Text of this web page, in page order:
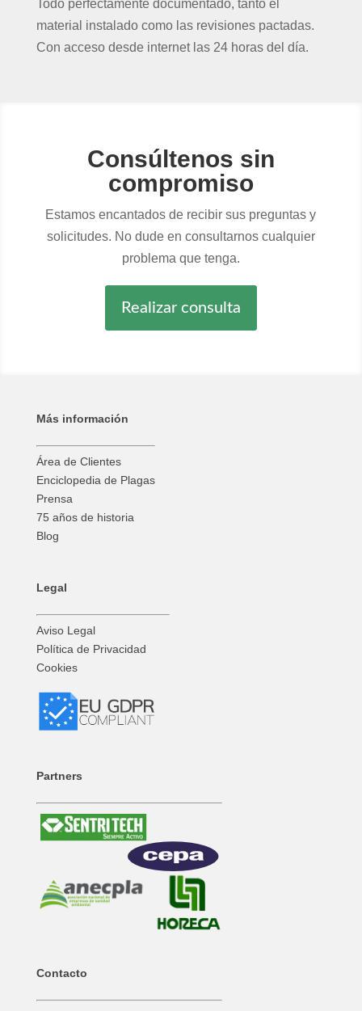
Todo perfectamente documentado, tanto el
material instalado como las revisiones pactadas.
Con acceso desde internet las 24 horas del día.
Consúltenos sin
compromiso
Estamos encantados de recibir sus preguntas y
solicitudes. No dude en consultarnos cualquier
problema que tenga.
Realizar consulta
Más información
Área de Clientes
Enciclopedia de Plagas
Prensa
75 años de historia
Blog
Legal
Aviso Legal
Política de Privacidad
Cookies
Partners
Contacto